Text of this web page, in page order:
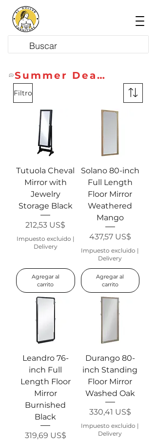
Summer Deals
Filtro
Tutuola Cheval
Mirror with
Jewelry
Storage Black
Precio
212,53 US$
Impuesto excluido |
Delivery
Agregar al
carrito
Solano 80-inch
Full Length
Floor Mirror
Weathered
Mango
Precio
437,57 US$
Impuesto excluido |
Delivery
Agregar al
carrito
Leandro 76-
inch Full
Length Floor
Mirror
Burnished
Black
Precio
319,69 US$
Durango 80-
inch Standing
Floor Mirror
Washed Oak
Precio
330,41 US$
Impuesto excluido |
Delivery